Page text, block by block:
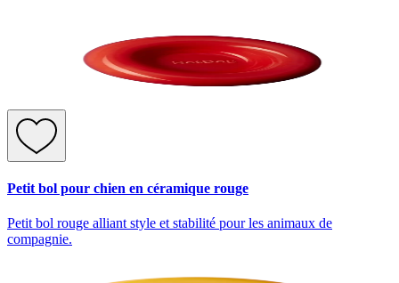
Petit bol pour chien en céramique rouge
Petit bol rouge alliant style et stabilité pour les animaux de
compagnie.